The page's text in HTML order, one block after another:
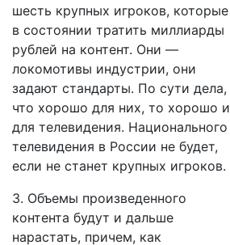
шесть крупных игроков, которые
в состоянии тратить миллиарды
рублей на контент. Они —
локомотивы индустрии, они
задают стандарты. По сути дела,
что хорошо для них, то хорошо и
для телевидения. Национального
телевидения в России не будет,
если не станет крупных игроков.
3. Объемы произведенного
контента будут и дальше
нарастать, причем, как